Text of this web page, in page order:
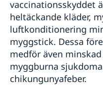
vaccinationsskyddet
heltäckande kläder,
luftkonditionering
myggstick. Dessa
medför även
myggburna
chikungunyafeber.